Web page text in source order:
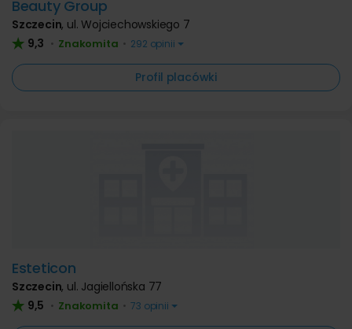
Beauty Group
Szczecin, ul. Wojciechowskiego 7
9,3 • Znakomita • 292 opinii
Profil placówki
Esteticon
Szczecin, ul. Jagiellońska 77
9,5 • Znakomita • 73 opinii